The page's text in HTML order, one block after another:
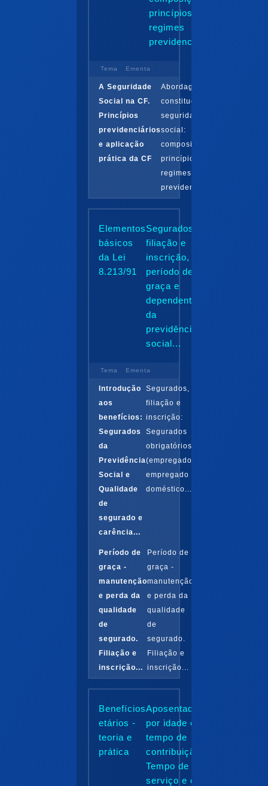
princípios me
regimes
previdenciários...
Tema Ementa
A Seguridade
Social na CF.
Princípios
previdenciários
e aplicação
prática da CF
Abordagem
constitucional da
seguridade
social:
composição,
princípios e
regimes
previdenciários...
Elementos
básicos
da Lei
8.213/91
Segurados,
filiação e
inscrição,
período de
graça e
dependentes
da
previdência
social...
Tema Ementa
Introdução
aos
benefícios:
Segurados
da
Previdência
Social e
Qualidade
de
segurado e
carência...
Segurados,
filiação e
inscrição:
Segurados
obrigatórios
(empregado,
empregado
doméstico...
Período de
graça -
manutenção
e perda da
qualidade
de
segurado.
Filiação e
inscrição...
Período de
graça -
manutenção
e perda da
qualidade
de
segurado.
Filiação e
inscrição...
Benefícios
etários -
teoria e
prática
Aposentadoria
por idade e
tempo de
contribuição.
Tempo de
serviço e de